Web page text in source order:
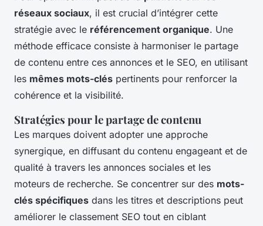
réseaux sociaux, il est crucial d’intégrer cette
stratégie avec le référencement organique. Une
méthode efficace consiste à harmoniser le partage
de contenu entre ces annonces et le SEO, en utilisant
les mêmes mots-clés pertinents pour renforcer la
cohérence et la visibilité.
Stratégies pour le partage de contenu
Les marques doivent adopter une approche
synergique, en diffusant du contenu engageant et de
qualité à travers les annonces sociales et les
moteurs de recherche. Se concentrer sur des mots-
clés spécifiques dans les titres et descriptions peut
améliorer le classement SEO tout en ciblant